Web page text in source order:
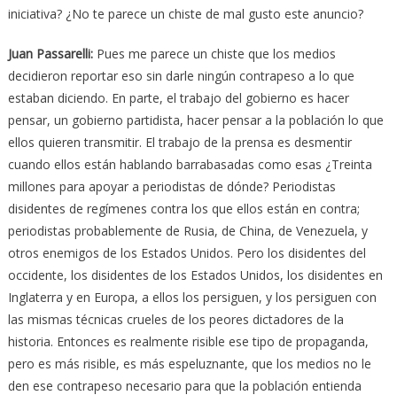
iniciativa? ¿No te parece un chiste de mal gusto este anuncio?
Juan Passarelli:Pues me parece un chiste que los medios
decidieron reportar eso sin darle ningún contrapeso a lo que
estaban diciendo. En parte, el trabajo del gobierno es hacer
pensar, un gobierno partidista, hacer pensar a la población lo que
ellos quieren transmitir. El trabajo de la prensa es desmentir
cuando ellos están hablando barrabasadas como esas ¿Treinta
millones para apoyar a periodistas de dónde? Periodistas
disidentes de regímenes contra los que ellos están en contra;
periodistas probablemente de Rusia, de China, de Venezuela, y
otros enemigos de los Estados Unidos. Pero los disidentes del
occidente, los disidentes de los Estados Unidos, los disidentes en
Inglaterra y en Europa, a ellos los persiguen, y los persiguen con
las mismas técnicas crueles de los peores dictadores de la
historia. Entonces es realmente risible ese tipo de propaganda,
pero es más risible, es más espeluznante, que los medios no le
den ese contrapeso necesario para que la población entienda